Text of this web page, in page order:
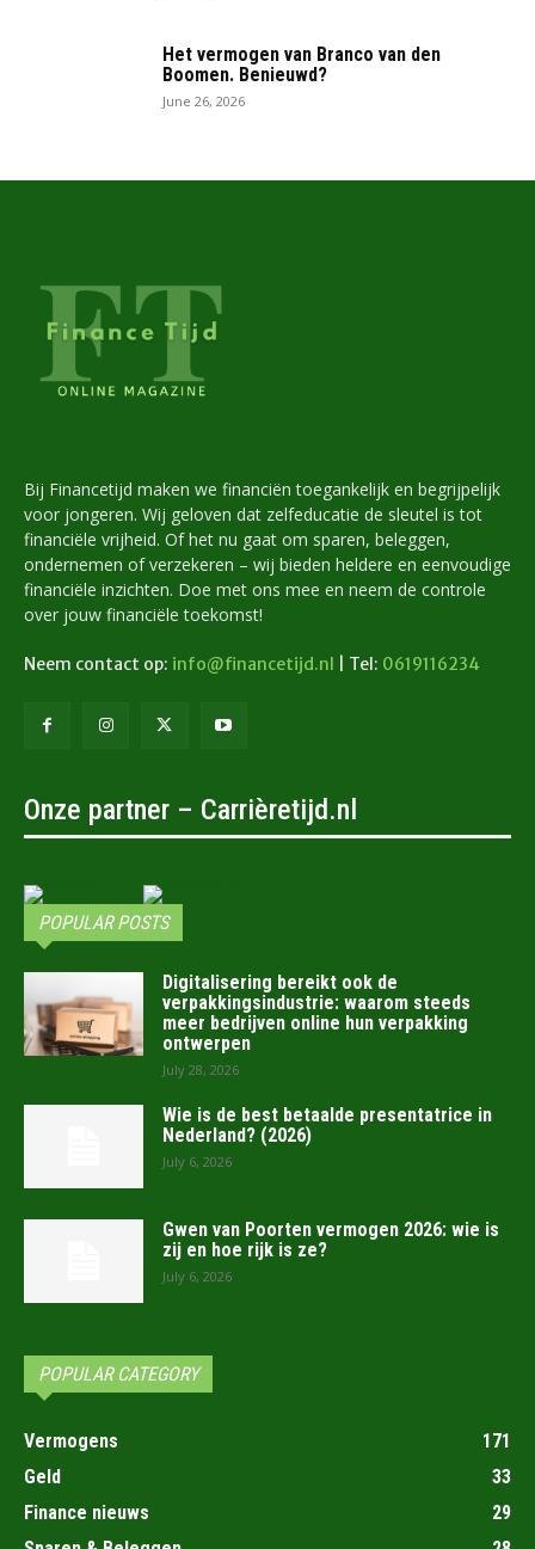
Het vermogen van Branco van den
Boomen. Benieuwd?
June 26, 2026
Bij Financetijd maken we financiën toegankelijk en begrijpelijk
voor jongeren. Wij geloven dat zelfeducatie de sleutel is tot
financiële vrijheid. Of het nu gaat om sparen, beleggen,
ondernemen of verzekeren – wij bieden heldere en eenvoudige
financiële inzichten. Doe met ons mee en neem de controle
over jouw financiële toekomst!
Neem contact op: info@financetijd.nl | Tel: 0619116234
Onze partner – Carrièretijd.nl
POPULAR POSTS
Digitalisering bereikt ook de
verpakkingsindustrie: waarom steeds
meer bedrijven online hun verpakking
ontwerpen
July 28, 2026
Wie is de best betaalde presentatrice in
Nederland? (2026)
July 6, 2026
Gwen van Poorten vermogen 2026: wie is
zij en hoe rijk is ze?
July 6, 2026
POPULAR CATEGORY
Vermogens
171
Geld
33
Finance nieuws
29